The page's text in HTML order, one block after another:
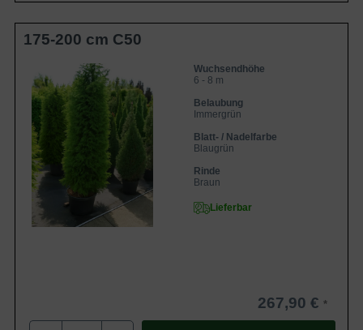
175-200 cm C50
Wuchsendhöhe
6 - 8 m
Belaubung
Immergrün
Blatt- / Nadelfarbe
Blaugrün
Rinde
Braun
Lieferbar
267,90 €